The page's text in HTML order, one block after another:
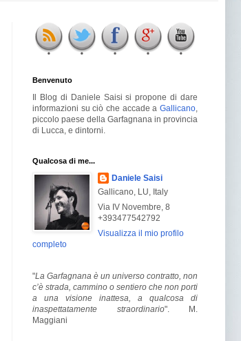
Benvenuto
Il Blog di Daniele Saisi si propone di dare
informazioni su ciò che accade a Gallicano
piccolo paese della Garfagnana in provincia
di Lucca, e dintorni.
Qualcosa di me...
Daniele Saisi
Gallicano, LU, Italy
Via IV Novembre, 8
+393477542792
Visualizza il mio profilo
completo
"La Garfagnana è un universo contratto, non
c’è strada, cammino o sentiero che non porti
a una visione inattesa, a qualcosa di
inaspettatamente straordinario". M.
Maggiani